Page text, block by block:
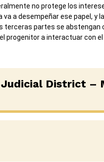
no protege los
a desempeñar ese papel,
terceras partes se
progenitor a interactuar con
Judicial District –